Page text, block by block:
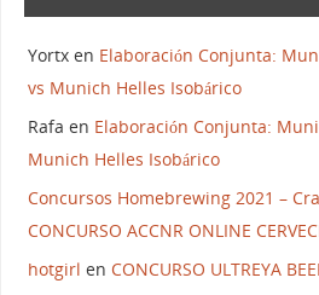
Yortxen Elaboración Conjunta:
vs Munich Helles Isobárico
Rafa en Elaboración Conjunta:
Munich Helles Isobárico
Concursos Homebrewing 2021 –
CONCURSO ACCNR ONLINE
hotgirl en CONCURSO ULTREYA